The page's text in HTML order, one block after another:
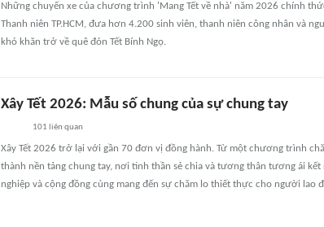
Những chuyến xe của chương trình 'Mang Tết về nhà' năm 2026 chính
Thanh niên TP.HCM, đưa hơn 4.200 sinh viên, thanh niên công nhân và
khó khăn trở về quê đón Tết Bính Ngọ.
Xây Tết 2026: Mẫu số chung của sự chung tay
101 liên quan
Xây Tết 2026 trở lại với gần 70 đơn vị đồng hành. Từ một chương trình
thành nền tảng chung tay, nơi tinh thần sẻ chia và tương thân tương ái kết
nghiệp và cộng đồng cùng mang đến sự chăm lo thiết thực cho người lao